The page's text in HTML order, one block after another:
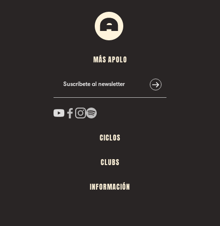
MÁS APOLO
Suscríbete al newsletter
CICLOS
CLUBS
INFORMACIÓN